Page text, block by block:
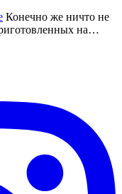
Конечно же ничто не
на…